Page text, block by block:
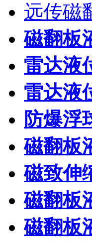
远传磁
磁翻板
雷达液
雷达液
防爆浮
磁翻板
磁致伸
磁翻板
磁翻板